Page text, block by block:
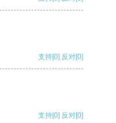
支持[0] 反对[0]
支持[0] 反对[0]